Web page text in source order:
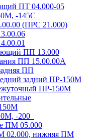
ПТ 04.000-05
-145С
(ПРС 21.000)
ПП 13.000
ПП 15.00.00А
ПП
задний ПР-150М
ПР-150М
-200
ПМ 05.000
02.000, нижняя ПМ